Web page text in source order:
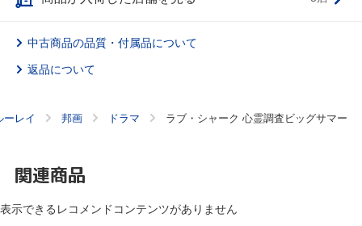
中古商品の品質・付属品について
返品について
ーレイ 邦画 ドラマ ラブ・シャーク 心霊調査ビッグサマー
関連商品
表示できるレコメンドコンテンツがありません